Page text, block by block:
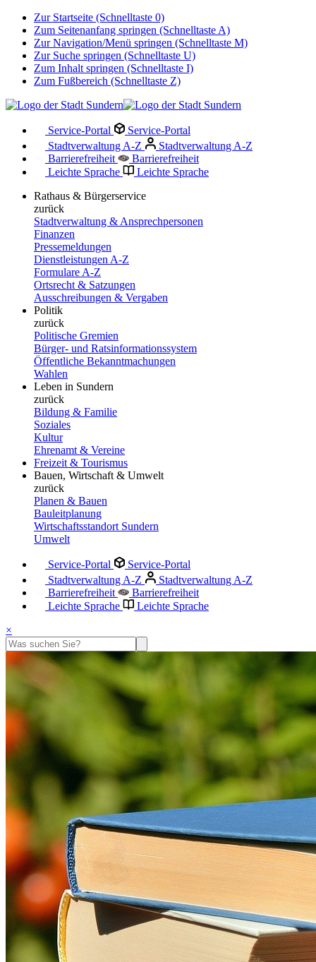
Zur Startseite (Schnelltaste 0)
Zum Seitenanfang springen (Schnelltaste A)
Zur Navigation/Menü springen (Schnelltaste M)
Zur Suche springen (Schnelltaste U)
Zum Inhalt springen (Schnelltaste I)
Zum Fußbereich (Schnelltaste Z)
Service-Portal
Service-Portal
Stadtverwaltung A-Z
Stadtverwaltung A-Z
Barrierefreiheit
Barrierefreiheit
Leichte Sprache
Leichte Sprache
Rathaus & Bürgerservice
zurück
Stadtverwaltung & Ansprechpersonen
Finanzen
Pressemeldungen
Dienstleistungen A-Z
Formulare A-Z
Ortsrecht & Satzungen
Ausschreibungen & Vergaben
Politik
zurück
Politische Gremien
Bürger- und Ratsinformationssystem
Öffentliche Bekanntmachungen
Wahlen
Leben in Sundern
zurück
Bildung & Familie
Soziales
Kultur
Ehrenamt & Vereine
Freizeit & Tourismus
Bauen, Wirtschaft & Umwelt
zurück
Planen & Bauen
Bauleitplanung
Wirtschaftsstandort Sundern
Umwelt
Service-Portal
Service-Portal
Stadtverwaltung A-Z
Stadtverwaltung A-Z
Barrierefreiheit
Barrierefreiheit
Leichte Sprache
Leichte Sprache
×